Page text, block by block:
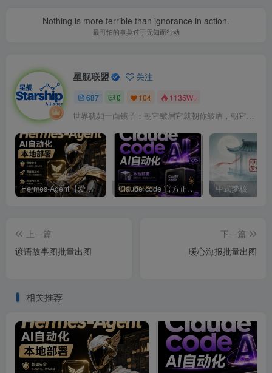
Nothing is more terrible than ignorance in action.
最可怕的事莫过于无知而行动
星舰联盟 关注
687 0 104 1135W+
世界犹如一面镜子：朝它皱眉它就朝你皱眉，朝它微笑它也吵你微笑
Hermes-Agent【爱马仕】AI自动化部署【会员免费领取安装包】 Claude code 官方正版 超强工具【会员免费领取安装包】 中式梦核
上一篇
谚语故事图批量出图
下一篇
暖心海报批量出图
相关推荐